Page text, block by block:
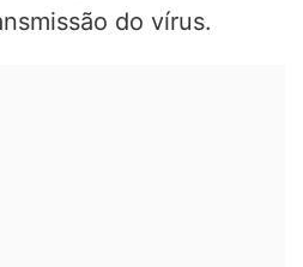
do vírus.